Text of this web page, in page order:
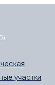
участки